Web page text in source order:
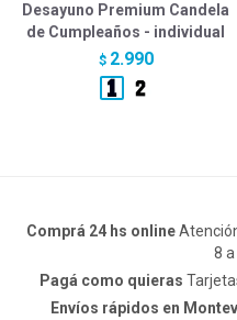
Desayuno Premium Candela
de Cumpleaños - individual
$ 2.990
Comprá 24 hs online
8 a
Pagá como quieras
Envíos rápidos en